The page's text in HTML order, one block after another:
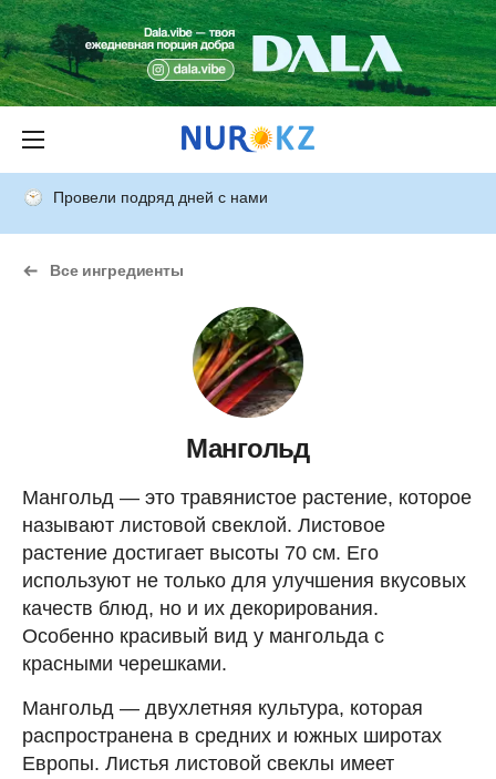
Провели подряд дней с нами
Все ингредиенты
Мангольд
Мангольд — это травянистое растение, которое
называют листовой свеклой. Листовое
растение достигает высоты 70 см. Его
используют не только для улучшения вкусовых
качеств блюд, но и их декорирования.
Особенно красивый вид у мангольда с
красными черешками.
Мангольд — двухлетняя культура, которая
распространена в средних и южных широтах
Европы. Листья листовой свеклы имеет